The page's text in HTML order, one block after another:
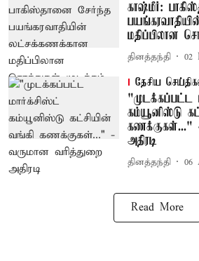
காஷ்மீர்:
மதிப்பிலான
தினத்தந்தி 02
தேசிய
"முடக்கப்பட்ட
கம்யூனிஸ்டு
கணக்குகள்..."
அதிரடி
தினத்தந்தி 06
Read More